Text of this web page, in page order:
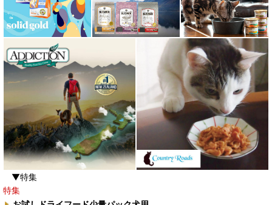
▼特集
特集